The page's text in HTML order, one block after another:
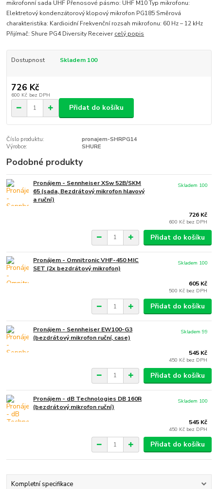
mikrofonní sada UHF Přenosové pásmo: UHF M10 Typ mikrofonu:
Elektretový kondenzátorový klopový mikrofon PG185 Směrová
charakteristika: Kardioidní Frekvenční rozsah mikrofonu: 60 Hz – 12 kHz
Přijímač: Shure PG4 Diversity Receivercelý popis
Dostupnost Skladem 100
726 Kč
600 Kč bez DPH
Přidat do košíku
Číslo produktu:
pronajem-SHRPG14
Výrobce:
SHURE
Podobné produkty
Pronájem - Sennheiser XSw 52B/SKM
65 (sada, Bezdrátový mikrofon hlavový
a ruční)
726 Kč
600 Kč bez DPH
Skladem 100
Přidat do košíku
Pronájem - Omnitronic VHF-450 MIC
SET (2x bezdrátový mikrofon)
605 Kč
500 Kč bez DPH
Skladem 100
Přidat do košíku
Pronájem - Sennheiser EW100-G3
(bezdrátový mikrofon ruční, case)
545 Kč
450 Kč bez DPH
Skladem 99
Přidat do košíku
Pronájem - dB Technologies DB 160R
(bezdrátový mikrofon ruční)
545 Kč
450 Kč bez DPH
Skladem 100
Přidat do košíku
Kompletní specifikace